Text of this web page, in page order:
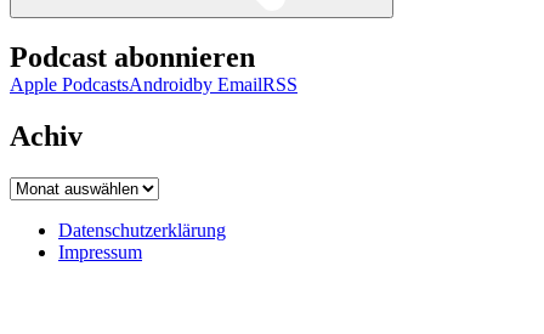
Podcast abonnieren
Apple PodcastsAndroidby EmailRSS
Achiv
Achiv
Datenschutzerklärung
Impressum